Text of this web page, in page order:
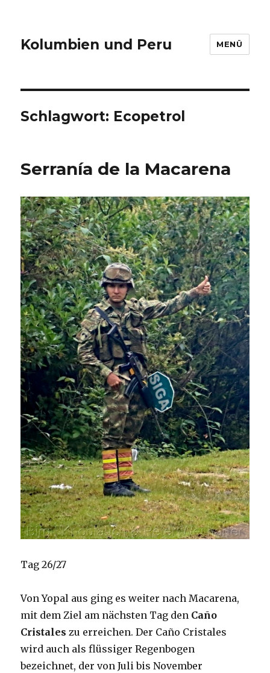
Kolumbien und Peru MENÜ
Schlagwort: Ecopetrol
Serranía de la Macarena
Tag 26/27
Von Yopal aus ging es weiter nach Macarena,
mit dem Ziel am nächsten Tag den Caño
Cristales zu erreichen. Der Caño Cristales
wird auch als flüssiger Regenbogen
bezeichnet, der von Juli bis November